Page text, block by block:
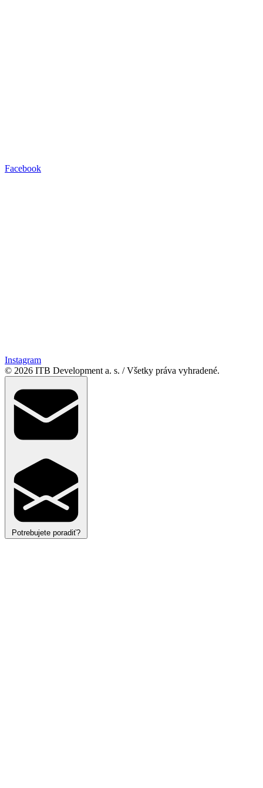
Facebook
Instagram
© 2026 ITB Development a. s. / Všetky práva vyhradené.
Potrebujete poradiť?